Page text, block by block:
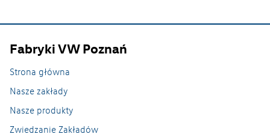
Fabryki VW Poznań
Strona główna
Nasze zakłady
Nasze produkty
Zwiedzanie Zakładów